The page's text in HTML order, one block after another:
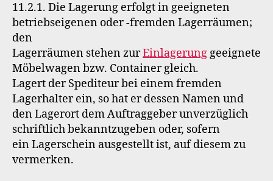
11.2.1. Die Lagerung erfolgt in geeigneten
betriebseigenen oder -fremden Lagerräumen;
den
Lagerräumen stehen zurEinlagerunggeeignete
Möbelwagen bzw. Container gleich.
Lagert der Spediteur bei einem fremden
Lagerhalter ein, so hat er dessen Namen und
den Lagerort dem Auftraggeber unverzüglich
schriftlich bekanntzugeben oder, sofern
ein Lagerschein ausgestellt ist, auf diesem zu
vermerken.